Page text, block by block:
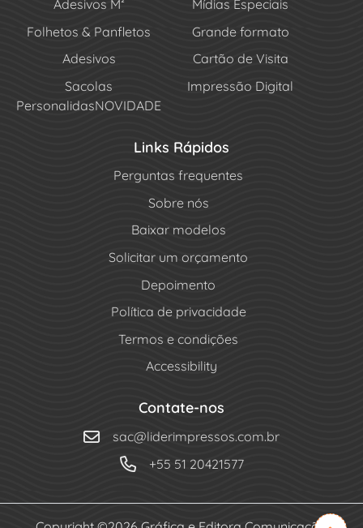
Adesivos M²
Mídias Especiais
Folhetos & Panfletos
Grande formato
Adesivos
Cartão de Visita
Sacolas
PersonalidasNOVIDADE
Impressão Digital
Links Rápidos
Perguntas frequentes
Sobre nós
Baixar modelos
Solicitar um orçamento
Depoimento
Política de privacidade
Termos e condições
Accessibility
Contate-nos
sac@liderimpressos.com.br
+55 51 20421577